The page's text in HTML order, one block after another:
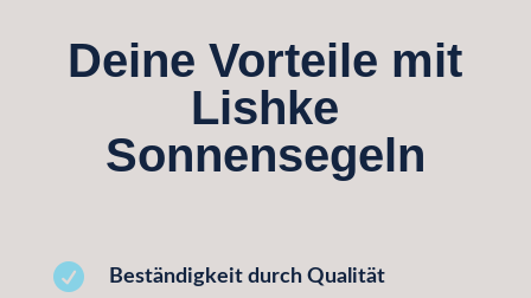
Deine Vorteile mit
Lishke
Sonnensegeln
 Beständigkeit durch Qualität